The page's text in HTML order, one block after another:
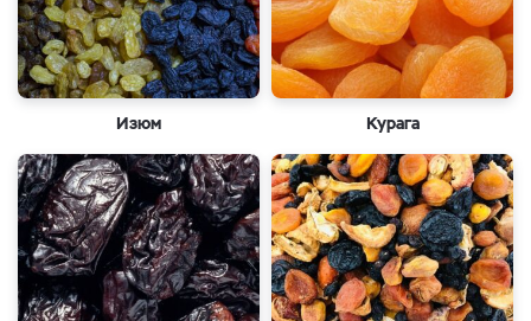
Изюм Курага